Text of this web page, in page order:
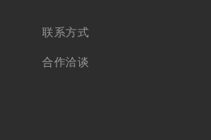
联系方式
合作洽谈